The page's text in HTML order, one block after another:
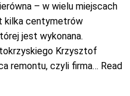
– w wielu miejscach
kilka centymetrów
jest wykonana.
Krzysztof
remontu, czyli firma… Read